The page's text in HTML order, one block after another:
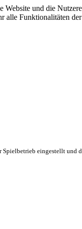
und die
alle Funktionalitäten
eingestellt und